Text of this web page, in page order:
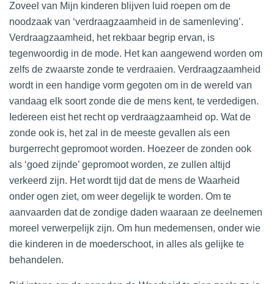
Zoveel van Mijn kinderen blijven luid roepen om de
noodzaak van ‘verdraagzaamheid in de samenleving’.
Verdraagzaamheid, het rekbaar begrip ervan, is
tegenwoordig in de mode. Het kan aangewend worden om
zelfs de zwaarste zonde te verdraaien. Verdraagzaamheid
wordt in een handige vorm gegoten om in de wereld van
vandaag elk soort zonde die de mens kent, te verdedigen.
Iedereen eist het recht op verdraagzaamheid op. Wat de
zonde ook is, het zal in de meeste gevallen als een
burgerrecht gepromoot worden. Hoezeer de zonden ook
als ‘goed zijnde’ gepromoot worden, ze zullen altijd
verkeerd zijn. Het wordt tijd dat de mens de Waarheid
onder ogen ziet, om weer degelijk te worden. Om te
aanvaarden dat de zondige daden waaraan ze deelnemen
moreel verwerpelijk zijn. Om hun medemensen, onder wie
die kinderen in de moederschoot, in alles als gelijke te
behandelen.